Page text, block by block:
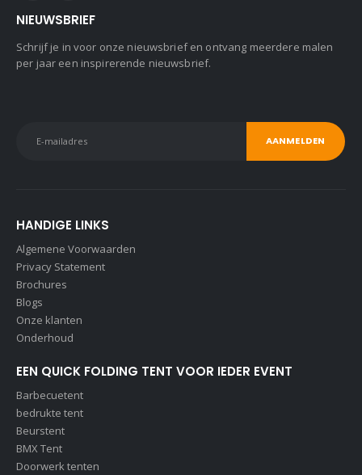
NIEUWSBRIEF
Schrijf je in voor onze nieuwsbrief en ontvang meerdere malen
per jaar een inspirerende nieuwsbrief.
HANDIGE LINKS
Algemene Voorwaarden
Privacy Statement
Brochures
Blogs
Onze klanten
Onderhoud
EEN QUICK FOLDING TENT VOOR IEDER EVENT
Barbecuetent
bedrukte tent
Beurstent
BMX Tent
Doorwerk tenten